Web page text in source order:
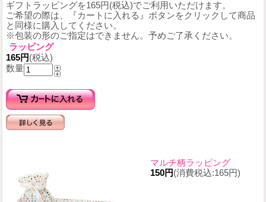
ギフトラッピングを165円(税込)でご利用いただけます。
ご希望の際は、『カートに入れる』ボタンをクリックして商品
と同様に購入してください。
※包装の形のご指定はできません。予めご了承ください。
ラッピング
165円(税込)
数量
マルチ柄ラッピング
150円(消費税込:165円)